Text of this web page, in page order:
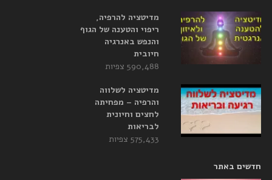
מדיטציה להרפיה,
ריפוי והטענה של הגוף
והנפש באנרגיה
חיובית
590,488 צפיות
מדיטציה לשלווה
והרפיה – מפחיתה
לחצים וחיונית
לבריאות
575,433 צפיות
חדשים באתר